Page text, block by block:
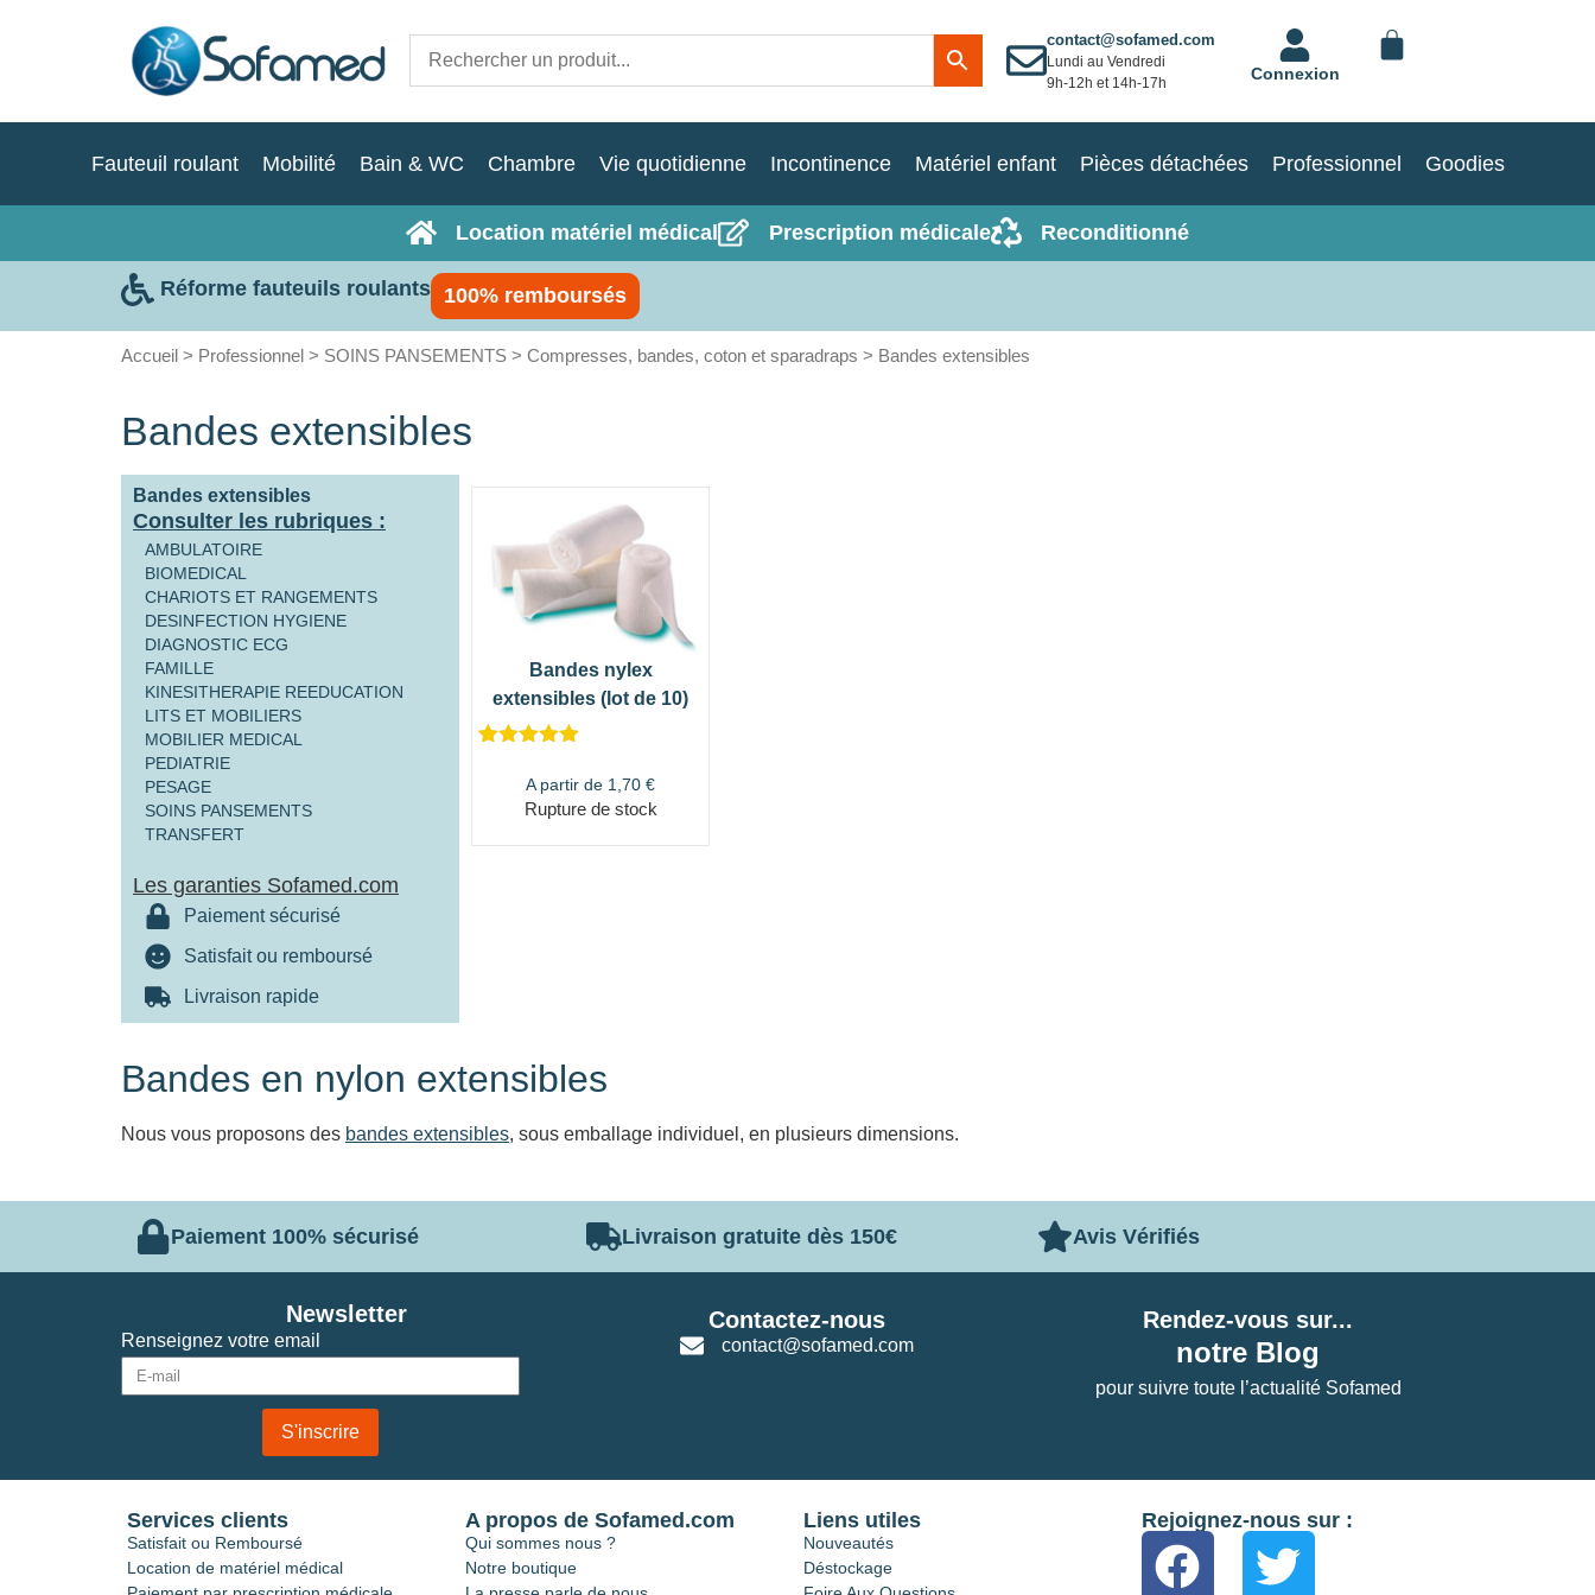
contact@sofamed.com
Lundi au Vendredi
9h-12h et 14h-17h
Connexion
Fauteuil roulant Mobilité Bain & WC Chambre Vie quotidienne Incontinence Matériel enfant Pièces détachées Professionnel Goodies
Location matériel médical Prescription médicale Reconditionné
Réforme fauteuils roulants 100% remboursés
Accueil > Professionnel > SOINS PANSEMENTS > Compresses, bandes, coton et sparadraps > Bandes extensibles
Bandes extensibles
Bandes extensibles
Consulter les rubriques :
AMBULATOIRE
BIOMEDICAL
CHARIOTS ET RANGEMENTS
DESINFECTION HYGIENE
DIAGNOSTIC ECG
FAMILLE
KINESITHERAPIE REEDUCATION
LITS ET MOBILIERS
MOBILIER MEDICAL
PEDIATRIE
PESAGE
SOINS PANSEMENTS
TRANSFERT
Les garanties Sofamed.com
Paiement sécurisé
Satisfait ou remboursé
Livraison rapide
Bandes nylex
extensibles (lot de 10)
sur 5
basé sur
notation
A partir de 1,70€
Rupture de stock
Bandes en nylon extensibles
Nous vous proposons des bandes extensibles, sous emballage individuel, en plusieurs dimensions.
Paiement 100% sécurisé Livraison gratuite dès 150€ Avis Vérifiés
Renseignez votre email
S'inscrire
Newsletter Contactez-nous
contact@sofamed.com
Rendez-vous sur...
notre Blog
pour suivre toute l’actualité Sofamed
Services clients
Satisfait ou Remboursé
Location de matériel médical
A propos de Sofamed.com
Qui sommes nous ?
Notre boutique
Liens utiles
Nouveautés
Déstockage
Rejoignez-nous sur :